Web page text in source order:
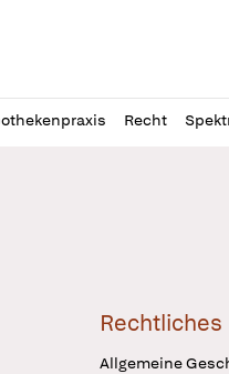
Recht
Rechtliches
Allgemeine